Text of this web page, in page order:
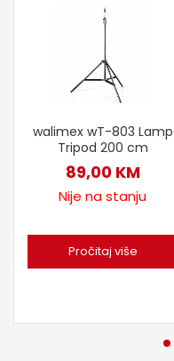
walimex wT-803 Lamp
Tripod 200 cm
89,00 KM
Nije na stanju
Pročitaj više